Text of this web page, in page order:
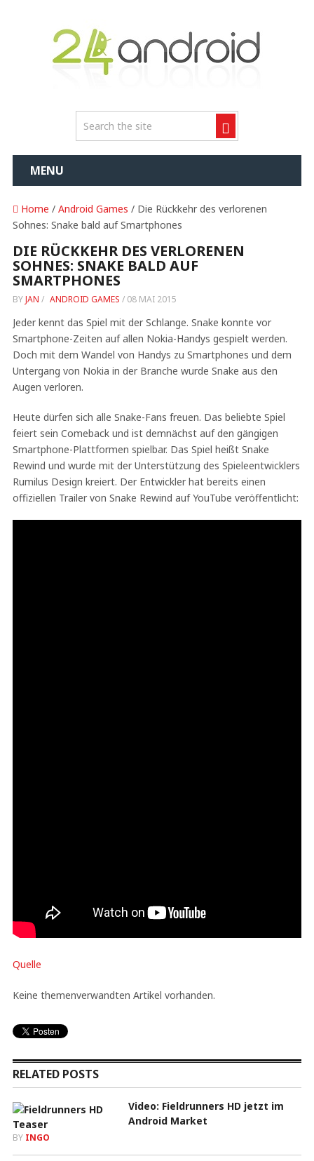
MENU
Home / Android Games / Die Rückkehr des verlorenen
Sohnes: Snake bald auf Smartphones
DIE RÜCKKEHR DES VERLORENEN
SOHNES: SNAKE BALD AUF
SMARTPHONES
BYJAN / ANDROID GAMES / 08 MAI 2015
Jeder kennt das Spiel mit der Schlange. Snake konnte vor
Smartphone-Zeiten auf allen Nokia-Handys gespielt werden.
Doch mit dem Wandel von Handys zu Smartphones und dem
Untergang von Nokia in der Branche wurde Snake aus den
Augen verloren.
Heute dürfen sich alle Snake-Fans freuen. Das beliebte Spiel
feiert sein Comeback und ist demnächst auf den gängigen
Smartphone-Plattformen spielbar. Das Spiel heißt Snake
Rewind und wurde mit der Unterstützung des Spieleentwicklers
Rumilus Design kreiert. Der Entwickler hat bereits einen
offiziellen Trailer von Snake Rewind auf YouTube veröffentlicht:
Quelle
Keine themenverwandten Artikel vorhanden.
RELATED POSTS
Video: Fieldrunners HD jetzt im
Android Market
BY INGO